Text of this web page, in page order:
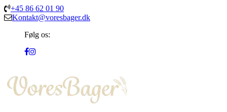
+45 86 62 01 90
Kontakt@voresbager.dk
Følg os: